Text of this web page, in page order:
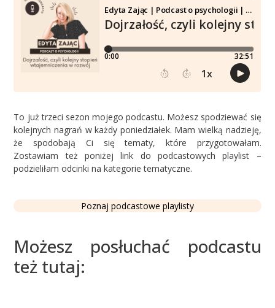
To już trzeci sezon mojego podcastu. Możesz spodziewać się
kolejnych nagrań w każdy poniedziałek. Mam wielką nadzieję,
że spodobają Ci się tematy, które przygotowałam.
Zostawiam też poniżej link do podcastowych playlist –
podzieliłam odcinki na kategorie tematyczne.
Poznaj podcastowe playlisty
Możesz posłuchać podcastu
też tutaj: